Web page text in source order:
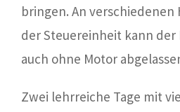
bringen. An
der Steuereinheit kann
auch ohne Motor
Zwei lehrreiche Tage mit